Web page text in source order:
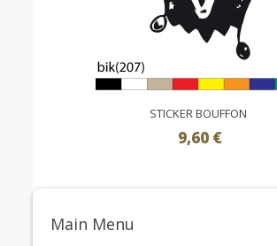
STICKER BOUFFON
9,60 €
Main Menu